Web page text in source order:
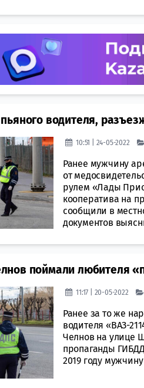
водителя,
10:51 | 24-05-2022
Ранее мужчину
от
рулем «Лады
кооператива на
сообщили в
документов
поймали любителя
11:17 | 20-05-2022
Ранее за то же
водителя «ВАЗ-
Челнов на улице
пропаганды
2019 году